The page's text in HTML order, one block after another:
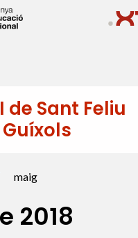
de Sant Feliu
maig
2018